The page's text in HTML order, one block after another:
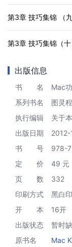
第3章 技巧集锦 （九
第3章 技巧集锦（十
出版信息
书 名
Mac
系列书名
图灵
执行编辑
关于
出版日期
书 号
978-
定 价
49 元
页 数
332
印刷方式
黑白
开 本
16开
出版状态
暂时
原书名
Mac